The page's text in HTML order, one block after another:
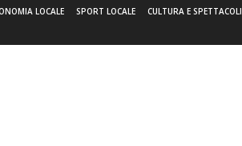
LOCALE SPORT LOCALE CULTURA E SPETTACOLI